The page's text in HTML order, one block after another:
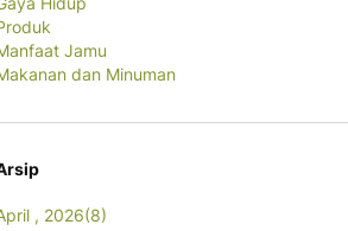
Jamu
dan Minuman
, 2026(8)